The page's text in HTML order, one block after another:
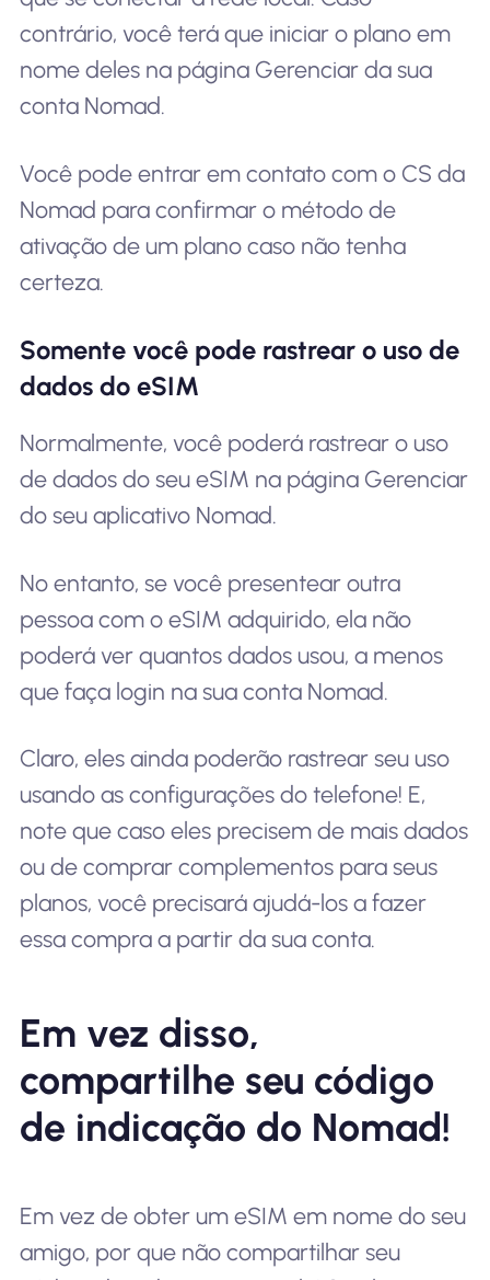
contrário, você terá que iniciar o plano em
nome deles na página Gerenciar da sua
conta Nomad.
Você pode entrar em contato com o CS da
Nomad para confirmar o método de
ativação de um plano caso não tenha
certeza.
Somente você pode rastrear o uso de
dados do eSIM
Normalmente, você poderá rastrear o uso
de dados do seu eSIM na página Gerenciar
do seu aplicativo Nomad.
No entanto, se você presentear outra
pessoa com o eSIM adquirido, ela não
poderá ver quantos dados usou, a menos
que faça login na sua conta Nomad.
Claro, eles ainda poderão rastrear seu uso
usando as configurações do telefone! E,
note que caso eles precisem de mais dados
ou de comprar complementos para seus
planos, você precisará ajudá-los a fazer
essa compra a partir da sua conta.
Em vez disso,
compartilhe seu código
de indicação do Nomad!
Em vez de obter um eSIM em nome do seu
amigo, por que não compartilhar seu